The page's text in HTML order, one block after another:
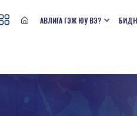
АВЛИГА ГЭЖ ЮУ ВЭ?